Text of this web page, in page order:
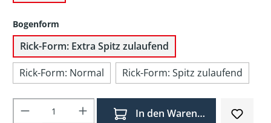
Bogenform
Rick-Form: Extra Spitz zulaufend
Rick-Form: Normal
Rick-Form: Spitz zulaufend
Produkt Anzahl: Gib den gewünschten
In den Warenkorb